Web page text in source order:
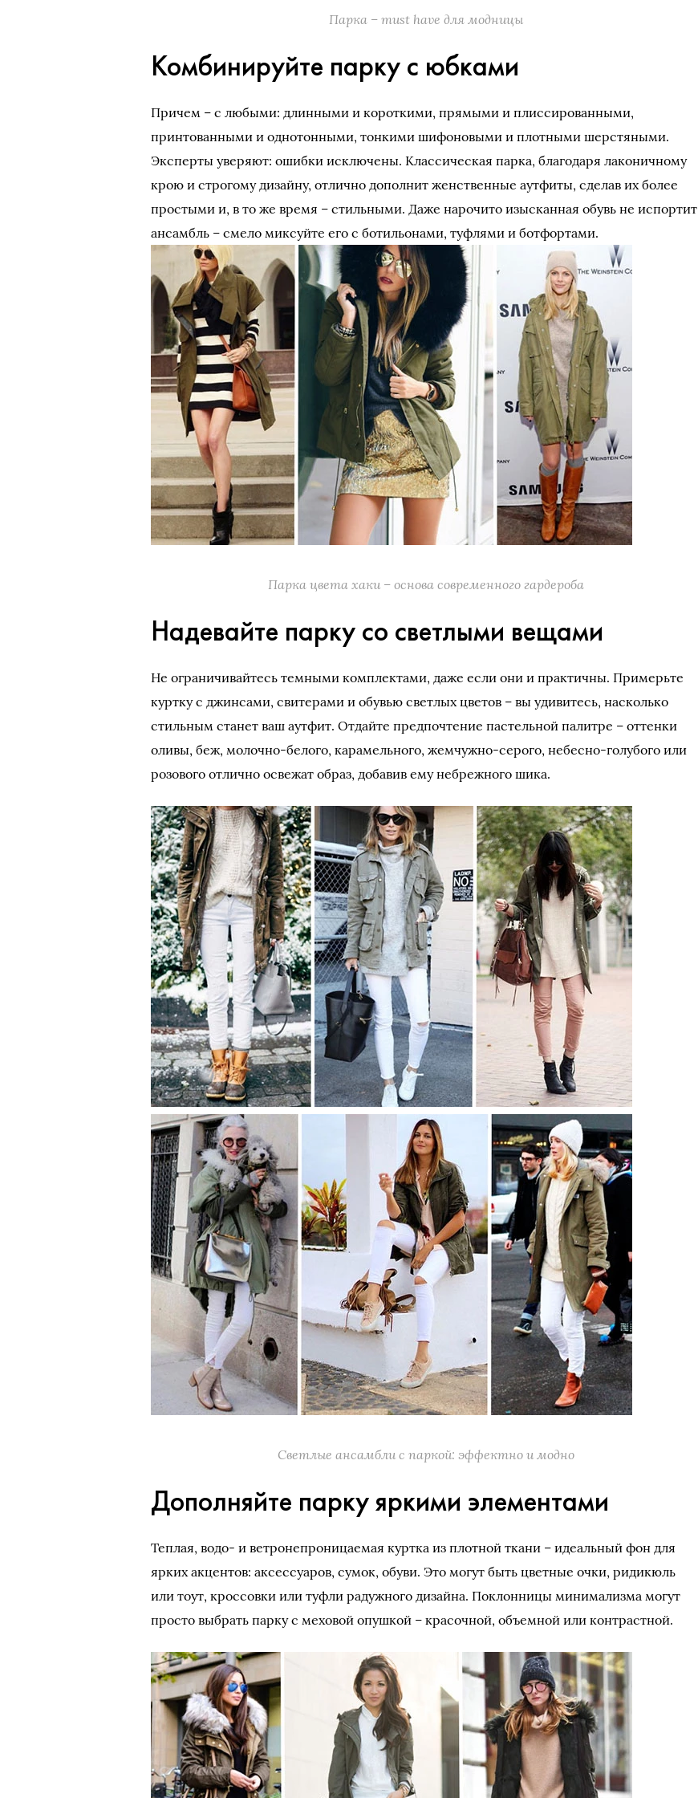
Парка – must have для модницы
Комбинируйте парку с юбками
Причем – с любыми: длинными и короткими, прямыми и плиссированными,
принтованными и однотонными, тонкими шифоновыми и плотными шерстяными.
Эксперты уверяют: ошибки исключены. Классическая парка, благодаря лаконичному
крою и строгому дизайну, отлично дополнит женственные аутфиты, сделав их более
простыми и, в то же время – стильными. Даже нарочито изысканная обувь не испортит
ансамбль – смело миксуйте его с ботильонами, туфлями и ботфортами.
Парка цвета хаки – основа современного гардероба
Надевайте парку со светлыми вещами
Не ограничивайтесь темными комплектами, даже если они и практичны. Примерьте
куртку с джинсами, свитерами и обувью светлых цветов – вы удивитесь, насколько
стильным станет ваш аутфит. Отдайте предпочтение пастельной палитре – оттенки
оливы, беж, молочно-белого, карамельного, жемчужно-серого, небесно-голубого или
розового отлично освежат образ, добавив ему небрежного шика.
Светлые ансамбли с паркой: эффектно и модно
Дополняйте парку яркими элементами
Теплая, водо- и ветронепроницаемая куртка из плотной ткани – идеальный фон для
ярких акцентов: аксессуаров, сумок, обуви. Это могут быть цветные очки, ридикюль
или тоут, кроссовки или туфли радужного дизайна. Поклонницы минимализма могут
просто выбрать парку с меховой опушкой – красочной, объемной или контрастной.